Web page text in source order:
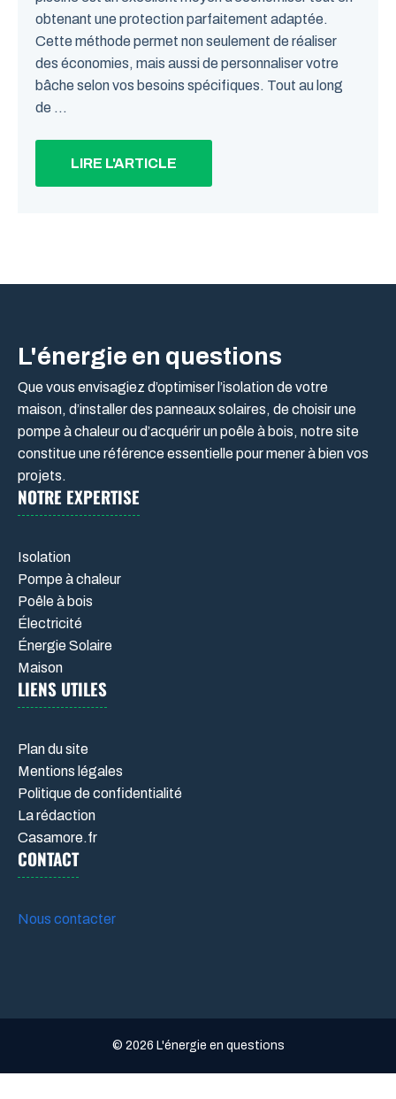
obtenant une protection parfaitement adaptée.
Cette méthode permet non seulement de réaliser
des économies, mais aussi de personnaliser votre
bâche selon vos besoins spécifiques. Tout au long
de ...
LIRE L'ARTICLE
L'énergie en questions
Que vous envisagiez d’optimiser l’isolation de votre
maison, d’installer des panneaux solaires, de choisir une
pompe à chaleur ou d’acquérir un poêle à bois, notre site
constitue une référence essentielle pour mener à bien vos
projets.
NOTRE EXPERTISE
Isolation
Pompe à chaleur
Poêle à bois
Électricité
Énergie Solaire
Maison
LIENS UTILES
Plan du site
Mentions légales
Politique de confidentialité
La rédaction
Casamore.fr
CONTACT
Nous contacter
© 2026 L'énergie en questions